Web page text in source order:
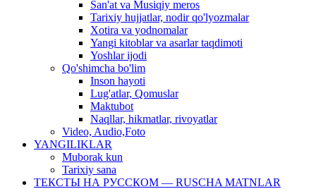
San'at va Musiqiy meros
Tarixiy hujjatlar, nodir qo'lyozmalar
Xotira va yodnomalar
Yangi kitoblar va asarlar taqdimoti
Yoshlar ijodi
Qo'shimcha bo'lim
Inson hayoti
Lug'atlar, Qomuslar
Maktubot
Naqllar, hikmatlar, rivoyatlar
Video, Audio,Foto
YANGILIKLAR
Muborak kun
Tarixiy sana
ТЕКСТЫ НА РУССКОМ — RUSCHA MATNLAR